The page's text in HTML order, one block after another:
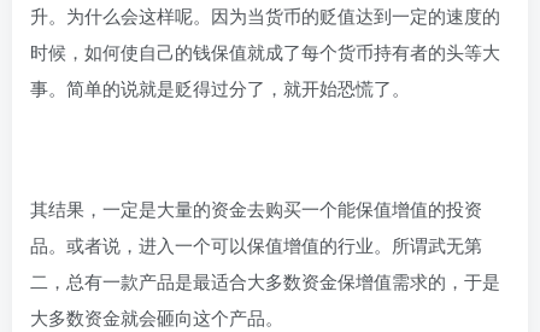
升。为什么会这样呢。因为当货币的贬值达到一定的速度的
时候，如何使自己的钱保值就成了每个货币持有者的头等大
事。简单的说就是贬得过分了，就开始恐慌了。
其结果，一定是大量的资金去购买一个能保值增值的投资
品。或者说，进入一个可以保值增值的行业。所谓武无第
二，总有一款产品是最适合大多数资金保增值需求的，于是
大多数资金就会砸向这个产品。